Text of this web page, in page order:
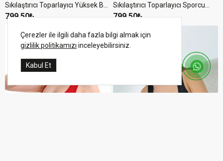
Sıkılaştırıcı Toparlayıcı Yüksek Bel
Sporcu Taytı Leggings Fitness
799.50₺
Sıkılaştırıcı Toparlayıcı Sporcu
Taytı Leggings
799.50₺
Çerezler ile ilgili daha fazla bilgi almak için
gizlilik politikamızı inceleyebilirsiniz.
Kabul Et